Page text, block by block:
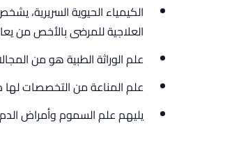
الكيمياء الحيوية السريرية،
العلاجية للمرضى بالأخص من
علم الوراثة الطبية هو من
علم المناعة من التخصصات
يليهم علم السموم وأمراض